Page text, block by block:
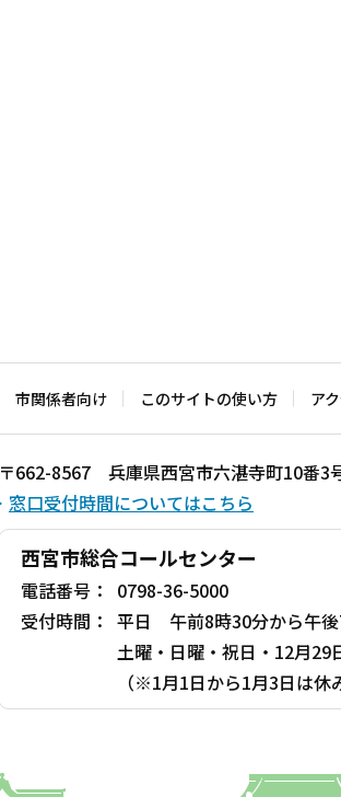
市関係者向け このサイトの使い方 ア
〒662-8567 兵庫県西宮市六湛寺町10番3
窓口受付時間についてはこちら
西宮市総合コールセンター
電話番号：
0798-36-5000
受付時間： 平日 午前8時30分から午
土曜・日曜・祝日・12月
（※1月1日から1月3日は休